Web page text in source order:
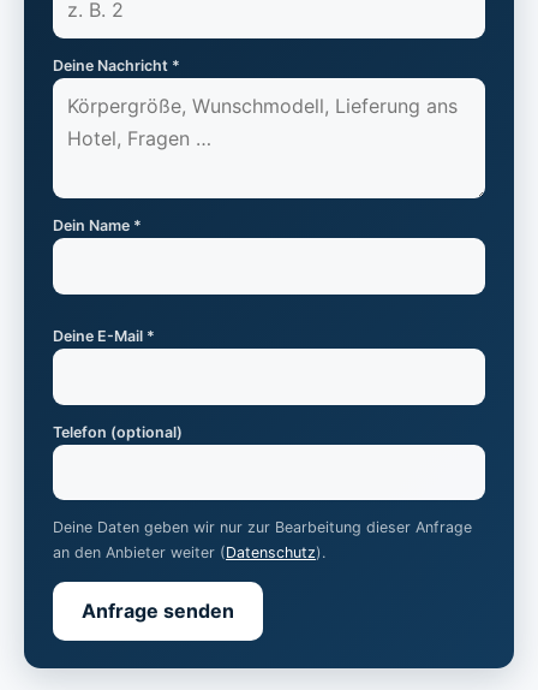
Deine Nachricht *
Dein Name *
Deine E-Mail *
Telefon (optional)
Deine Daten geben wir nur zur Bearbeitung dieser Anfrage
an den Anbieter weiter (Datenschutz).
Anfrage senden